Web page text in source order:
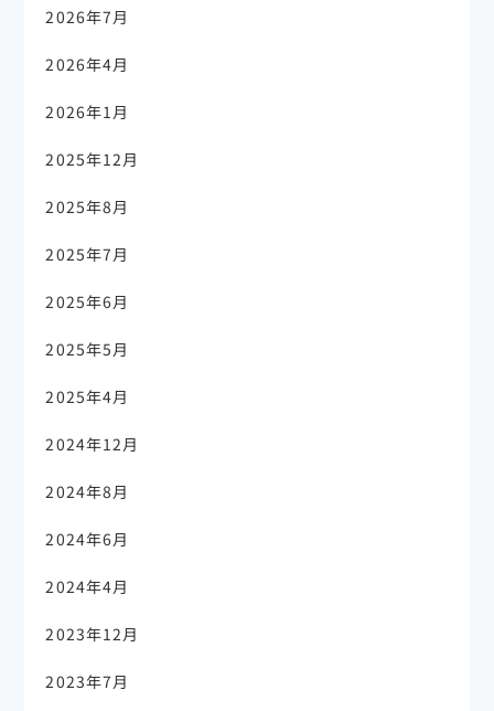
2026年7月
2026年4月
2026年1月
2025年12月
2025年8月
2025年7月
2025年6月
2025年5月
2025年4月
2024年12月
2024年8月
2024年6月
2024年4月
2023年12月
2023年7月